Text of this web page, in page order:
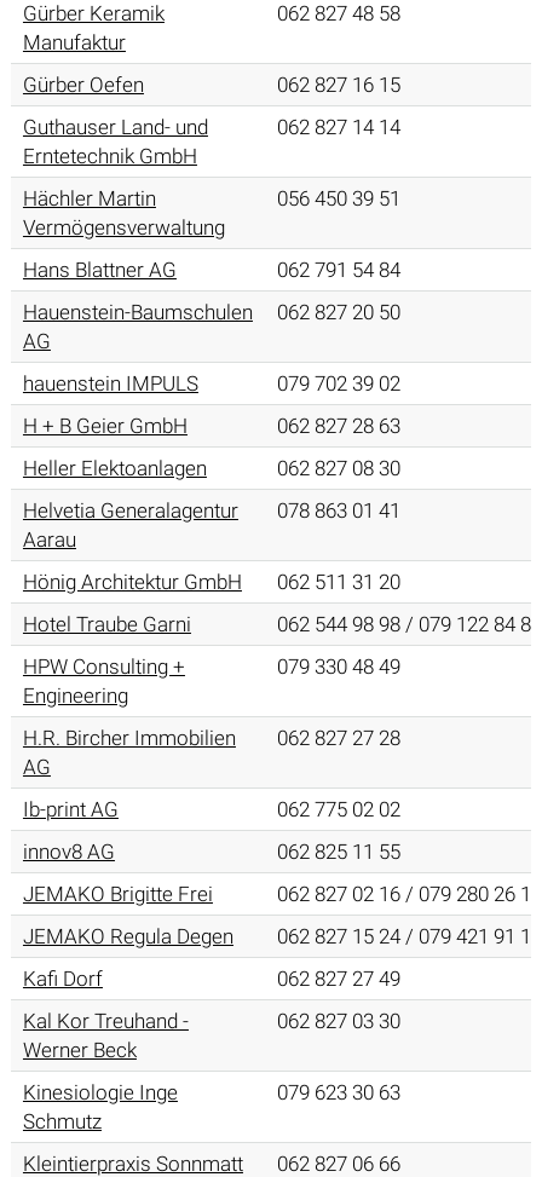
Gürber Keramik
Manufaktur
062 827 48 58
Gürber Oefen
062 827 16 15
Guthauser Land- und
Erntetechnik GmbH
062 827 14 14
Hächler Martin
Vermögensverwaltung
056 450 39 51
Hans Blattner AG
062 791 54 84
Hauenstein-Baumschulen
AG
062 827 20 50
hauenstein IMPULS
079 702 39 02
H + B Geier GmbH
062 827 28 63
Heller Elektoanlagen
062 827 08 30
Helvetia Generalagentur
Aarau
078 863 01 41
Hönig Architektur GmbH
062 511 31 20
Hotel Traube Garni
062 544 98 98 / 079 122 84 84
HPW Consulting +
Engineering
079 330 48 49
H.R. Bircher Immobilien
AG
062 827 27 28
Ib-print AG
062 775 02 02
innov8 AG
062 825 11 55
JEMAKO Brigitte Frei
062 827 02 16 / 079 280 26 19
JEMAKO Regula Degen
062 827 15 24 / 079 421 91 11
Kafi Dorf
062 827 27 49
Kal Kor Treuhand -
Werner Beck
062 827 03 30
Kinesiologie Inge
Schmutz
079 623 30 63
Kleintierpraxis Sonnmatt
062 827 06 66